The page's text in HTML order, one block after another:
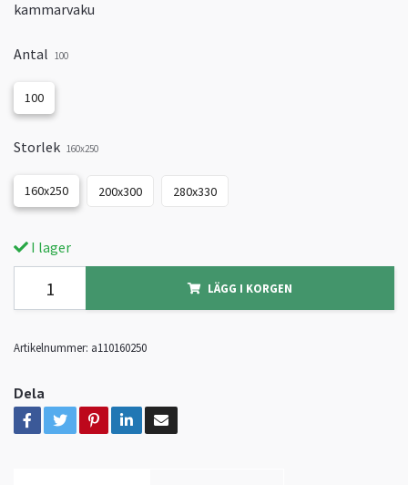
kammarvaku
Antal 100
100
Storlek 160x250
160x250 200x300 280x330
I lager
LÄGG I KORGEN
Artikelnummer: a110160250
Dela